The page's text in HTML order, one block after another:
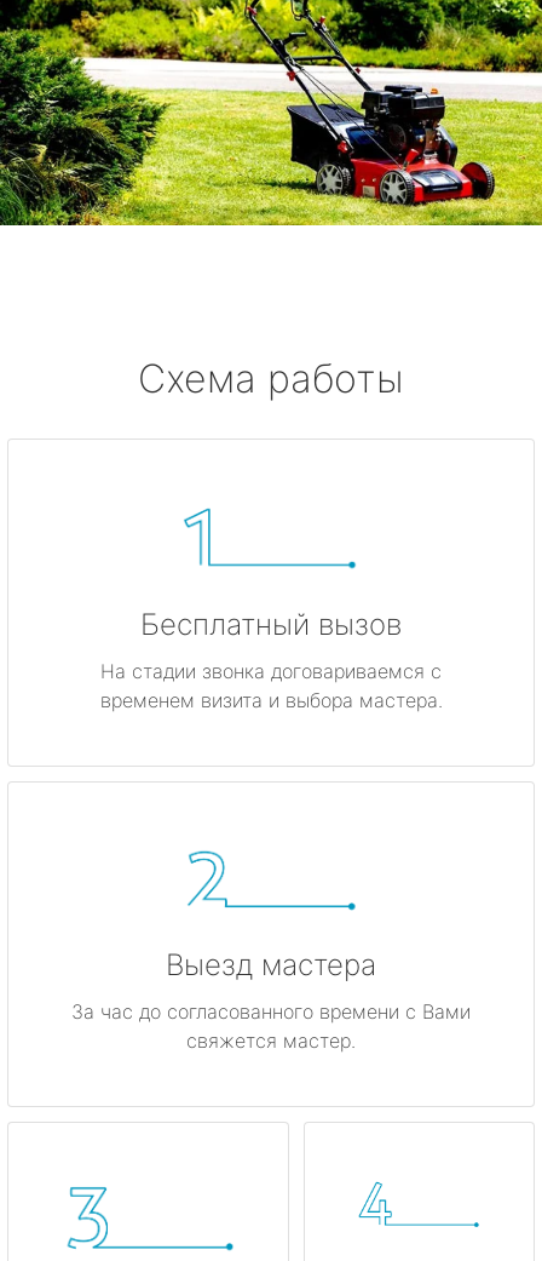
Схема работы
Бесплатный вызов
На стадии звонка договариваемся с
временем визита и выбора мастера.
Выезд мастера
За час до согласованного времени с Вами
свяжется мастер.